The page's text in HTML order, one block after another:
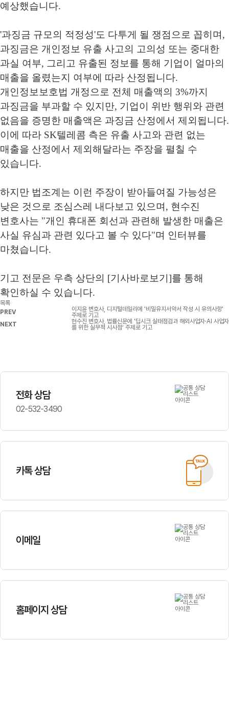
예상했습니다.
'과징금 규모의 적정성'도 다투게 될 쟁점으로 꼽히며 ,
과징금은 개인정보 유출 사고의 고의성 또는 중대한
과실 여부, 그리고 유출된 정보를 통해 기업이 얼마의
매출을 올렸는지 여부에 따라 산정됩니다.
개인정보보호법 개정으로 전체 매출액의 3%까지
과징금을 부과할 수 있지만, 기업이 위반 행위와 관련
없음을 증명한 매출액은 과징금 산정에서 제외됩니다.
이에 따라 SK텔레콤 측은 유출 사고와 관련 없는
매출을 산정에서 제외해달라는 주장을 펼칠 수
있습니다.
하지만 법조계는 이런 주장이 받아들여질 가능성은
낮은 것으로 조심스레 내다보고 있으며 , 현수진
변호사는 "개인 휴대폰 회선과 관련해 발생한 매출은
사실 유심과 관련 있다고 볼 수 있다"며 인터뷰를
마쳤습니다.
기고 전문은 우측 상단의 [기사바로보기 ]를 통해
확인하실 수 있습니다.
목록
PREV
이지윤 변호사, 디지털데일리에 '비밀유지서약서 작성 시 유의사항'
주제로 기고
NEXT
현수진 변호사, 법률신문에 '딥시크 실태점검과 해외사업자·AI 사업자
를 위한 실무적 시사점’ 주제로 기고
전화 상담
02-532-3490
카톡 상담
이메일
홈페이지 상담